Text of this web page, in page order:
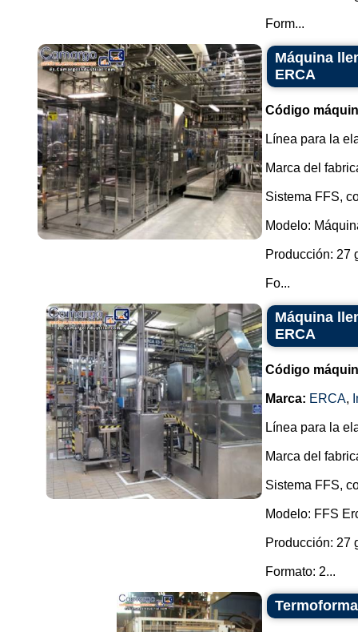
Form...
Máquina
ERCA
Código
Línea para la
Marca del
Sistema FFS,
Modelo:
Producción: 27
Fo...
Máquina
ERCA
Código
Marca: ERCA,
Línea para la
Marca del
Sistema FFS,
Modelo: FFS
Producción: 27
Formato: 2...